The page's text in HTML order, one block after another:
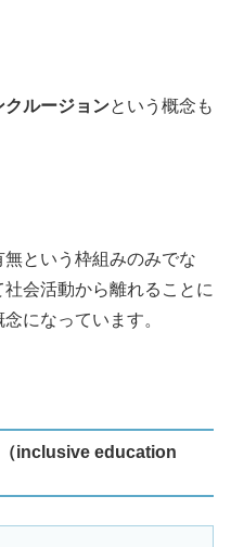
クルージョンという概念も
という枠組みのみでな
会活動から離れることに
になっています。
inclusive education